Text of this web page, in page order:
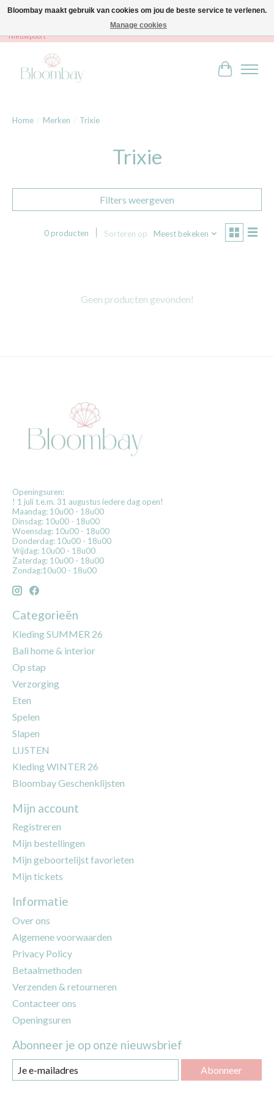
Bloombay - Babies & Kids - Bali home & interior - Robert Orlentpromenade 9A -
Nieuwpoort
Home / Merken / Trixie
Trixie
Filters weergeven
0 producten Sorteren op Meest bekeken
Geen producten gevonden!
Openingsuren:
! 1 juli t.e.m. 31 augustus iedere dag open!
Maandag: 10u00 - 18u00
Dinsdag: 10u00 - 18u00
Woensdag: 10u00 - 18u00
Donderdag: 10u00 - 18u00
Vrijdag: 10u00 - 18u00
Zaterdag: 10u00 - 18u00
Zondag:10u00 - 18u00
Categorieën
Kleding SUMMER 26
Bali home & interior
Op stap
Verzorging
Eten
Spelen
Slapen
LIJSTEN
Kleding WINTER 26
Bloombay Geschenklijsten
Mijn account
Registreren
Mijn bestellingen
Mijn geboortelijst favorieten
Mijn tickets
Informatie
Over ons
Algemene voorwaarden
Privacy Policy
Betaalmethoden
Verzenden & retourneren
Contacteer ons
Openingsuren
Abonneer je op onze nieuwsbrief
Abonneer
Bloombay maakt gebruik van cookies om jou de beste service te verlenen.
Manage cookies